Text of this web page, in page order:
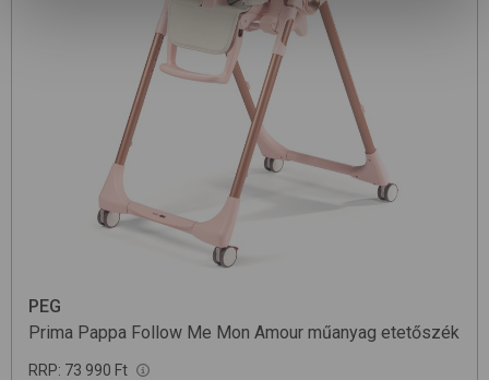
PEG
Prima Pappa Follow Me Mon Amour műanyag etetőszék
RRP: 73 990 Ft